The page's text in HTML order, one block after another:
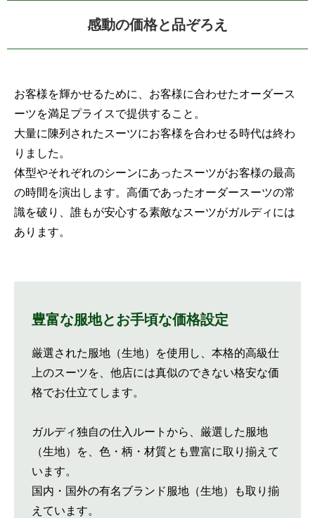
感動の価格と品ぞろえ
お客様を輝かせるために、お客様に合わせたオーダース
ーツを満足プライスで提供すること。
大量に陳列されたスーツにお客様を合わせる時代は終わ
りました。
体型やそれぞれのシーンにあったスーツがお客様の最高
の時間を演出します。高価であったオーダースーツの常
識を破り、誰もが安心する素敵なスーツがガルディには
あります。
豊富な服地とお手頃な価格設定
厳選された服地（生地）を使用し、本格的高級仕
上のスーツを、他店には真似のできない格安な価
格でお仕立てします。
ガルディ独自の仕入ルートから、厳選した服地
（生地）を、色・柄・材質とも豊富に取り揃えて
います。
国内・国外の有名ブランド服地（生地）も取り揃
えています。